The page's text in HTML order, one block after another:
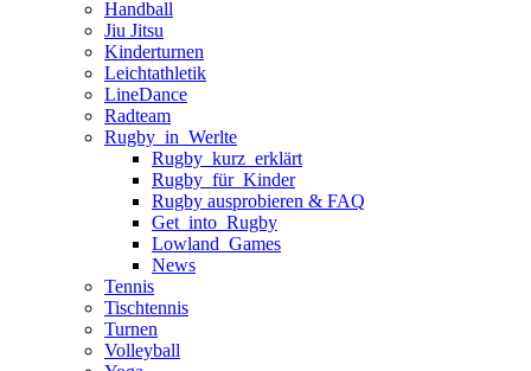
Handball
Jiu Jitsu
Kinderturnen
Leichtathletik
LineDance
Radteam
Rugby_in_Werlte
Rugby_kurz_erklärt
Rugby_für_Kinder
Rugby ausprobieren & FAQ
Get_into_Rugby
Lowland_Games
News
Tennis
Tischtennis
Turnen
Volleyball